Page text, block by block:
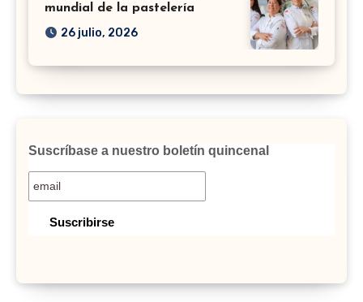
mundial de la pastelería
26 julio, 2026
Suscríbase a nuestro boletín quincenal